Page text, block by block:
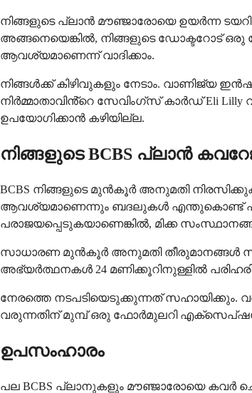
നിങ്ങളുടെ പ്ലാൻ മൗഞ്ജാരോയെ ഉയർന്ന
അങ്ങനെയെങ്കിൽ, നിങ്ങളുടെ ഡോക്ടറോട്
ആവശ്യമാണെന്ന് വാദിക്കാം.
നിങ്ങൾക്ക് കിഴിവുകളും നേടാം. വാണിജ്യ
നിർമ്മാതാവിൻ്റെ സേവിംഗ്സ് കാർഡ് Eli
ഉപയോഗിക്കാൻ കഴിയില്ല.
നിങ്ങളുടെ BCBS പ്ലാൻ
BCBS നിങ്ങളുടെ മുൻ‌കൂർ അനുമതി
ആവശ്യമാണെന്നും ബദലുകൾ എന്തുകൊണ്ട്
പരാജയപ്പെടുകയാണെങ്കിൽ, മിക്ക
സാധാരണ മുൻ‌കൂർ അനുമതി തീരുമാനങ്ങൾ
അഭ്യർത്ഥനകൾ 24 മണിക്കൂറിനുള്ളിൽ
നേരത്തെ നടപടിയെടുക്കുന്നത് സഹായിക്കും.
വരുന്നതിന് മുമ്പ് ഒരു ഫോർമുലറി എക്സെപ്ഷൻ
ഉപസംഹാരം
പല BCBS പ്ലാനുകളും മൗഞ്ജാരോയെ കവർ